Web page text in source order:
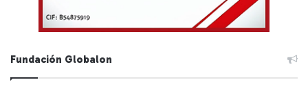
Fundación Globalon